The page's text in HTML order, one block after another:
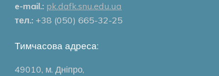
e-mail.: pk.dafk.snu.edu.ua
тел.: +38 (050) 665-32-25
Тимчасова адреса:
49010, м. Дніпро,